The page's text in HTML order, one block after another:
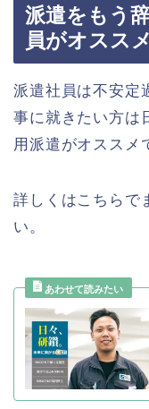
派遣をもう
員がオススメ
派遣社員は不安定
事に就きたい方は
用派遣がオススメ
詳しくはこちらで
い。